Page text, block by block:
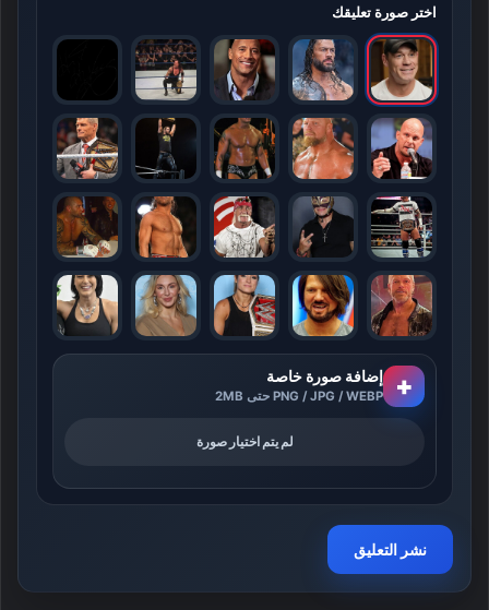
اختر صورة تعليقك
+ إضافة صورة خاصة
PNG / JPG / WEBP حتى 2MB
لم يتم اختيار صورة